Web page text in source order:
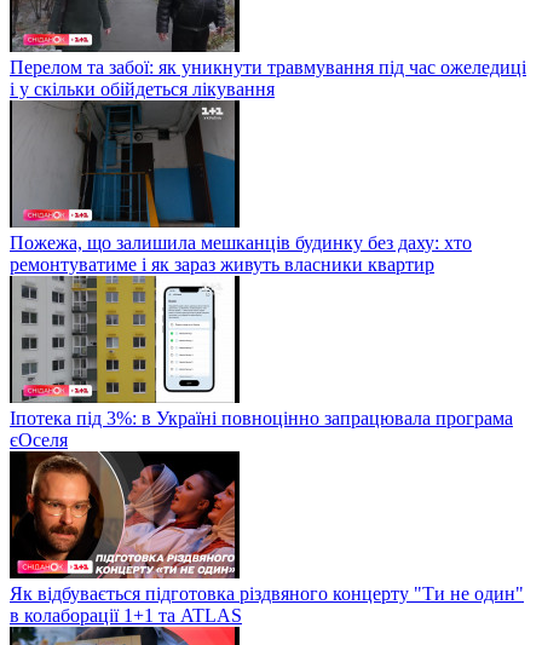
Перелом та забої: як уникнути травмування під час ожеледиці
і у скільки обійдеться лікування
Пожежа, що залишила мешканців будинку без даху: хто
ремонтуватиме і як зараз живуть власники квартир
Іпотека під 3%: в Україні повноцінно запрацювала програма
єОселя
Як відбувається підготовка різдвяного концерту "Ти не один"
в колаборації 1+1 та ATLAS